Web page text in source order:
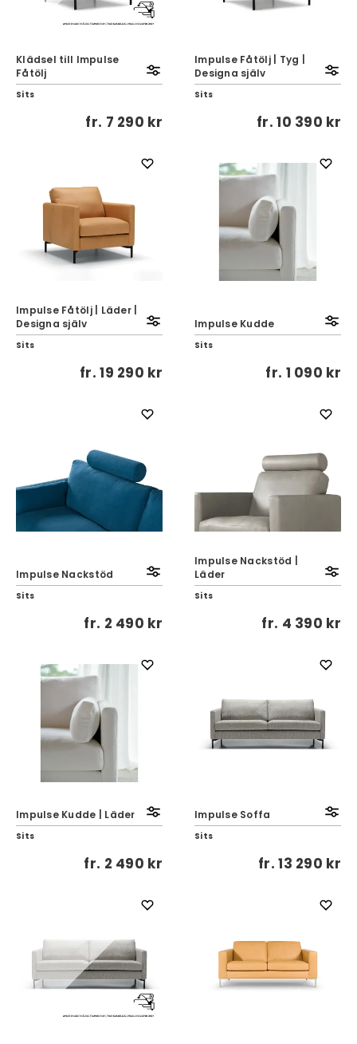
Klädsel till Impulse
Fåtölj
Sits
fr. 7 290 kr
Impulse Fåtölj | Tyg |
Designa själv
Sits
fr.10 390 kr
Impulse Fåtölj | Läder |
Designa själv
Sits
fr.19 290 kr
Impulse Kudde
Sits
fr. 1 090 kr
Impulse Nackstöd
Sits
fr. 2 490 kr
Impulse Nackstöd |
Läder
Sits
fr. 4 390 kr
Impulse Kudde | Läder
Sits
fr. 2 490 kr
Impulse Soffa
Sits
fr.13 290 kr